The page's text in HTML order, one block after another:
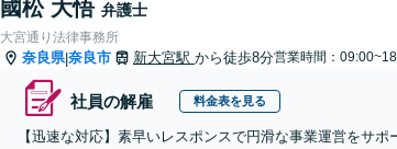
國松 大悟 弁護士
大宮通り法律事務所
奈良県|奈良市 新大宮駅 から徒歩8分営業時間：
社員の解雇 料金表を見る
【迅速な対応】素早いレスポンスで円滑な事業運営をサ